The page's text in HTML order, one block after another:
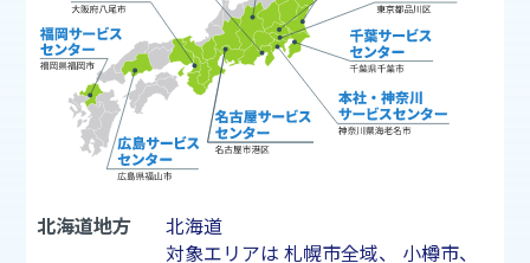
北海道地方
北海道
対象エリアは 札幌市全域、 小樽市、